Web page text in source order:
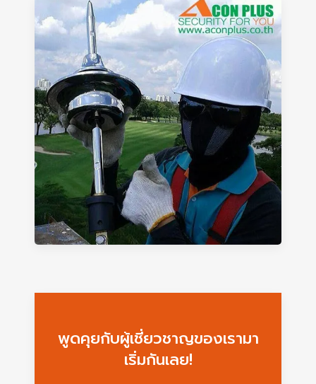
พูดคุยกับผู้เชี่ยวชาญของเรามา
เริ่มกันเลย!